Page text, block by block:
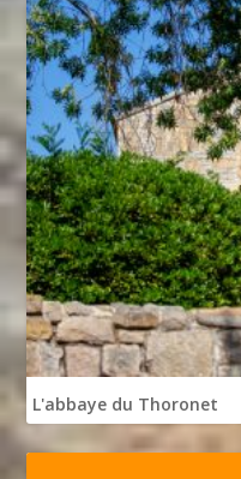
L'abbaye du Thoronet